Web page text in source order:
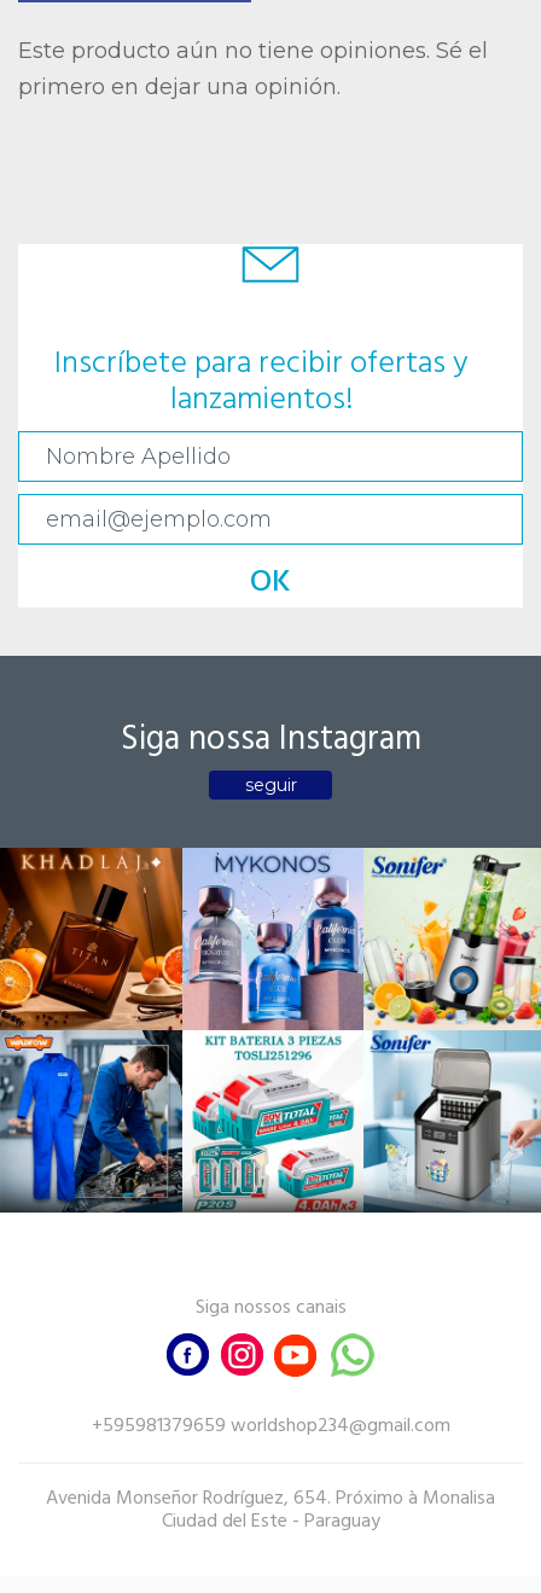
Este producto aún no tiene opiniones. Sé el
primero en dejar una opinión.
Inscríbete para recibir ofertas y
lanzamientos!
OK
Siga nossa Instagram
seguir
Siga nossos canais
+595981379659 worldshop234@gmail.com
Avenida Monseñor Rodríguez, 654. Próximo à Monalisa
Ciudad del Este - Paraguay